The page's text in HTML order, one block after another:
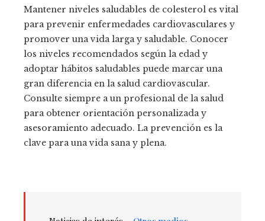
Mantener niveles saludables de colesterol es vital
para prevenir enfermedades cardiovasculares y
promover una vida larga y saludable. Conocer
los niveles recomendados según la edad y
adoptar hábitos saludables puede marcar una
gran diferencia en la salud cardiovascular.
Consulte siempre a un profesional de la salud
para obtener orientación personalizada y
asesoramiento adecuado. La prevención es la
clave para una vida sana y plena.